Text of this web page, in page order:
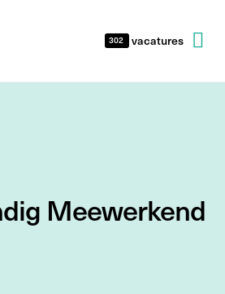
302 vacatures
Meewerkend